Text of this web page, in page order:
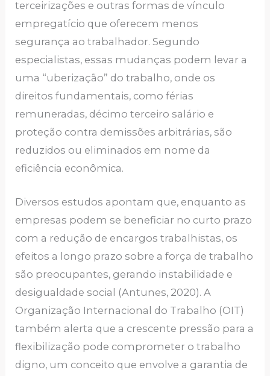
terceirizações e outras formas de vínculo
empregatício que oferecem menos
segurança ao trabalhador. Segundo
especialistas, essas mudanças podem levar a
uma “uberização” do trabalho, onde os
direitos fundamentais, como férias
remuneradas, décimo terceiro salário e
proteção contra demissões arbitrárias, são
reduzidos ou eliminados em nome da
eficiência econômica.
Diversos estudos apontam que, enquanto as
empresas podem se beneficiar no curto prazo
com a redução de encargos trabalhistas, os
efeitos a longo prazo sobre a força de trabalho
são preocupantes, gerando instabilidade e
desigualdade social (Antunes, 2020). A
Organização Internacional do Trabalho (OIT)
também alerta que a crescente pressão para a
flexibilização pode comprometer o trabalho
digno, um conceito que envolve a garantia de